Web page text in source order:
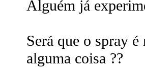
Alguém já
Será que o spray
alguma coisa ??